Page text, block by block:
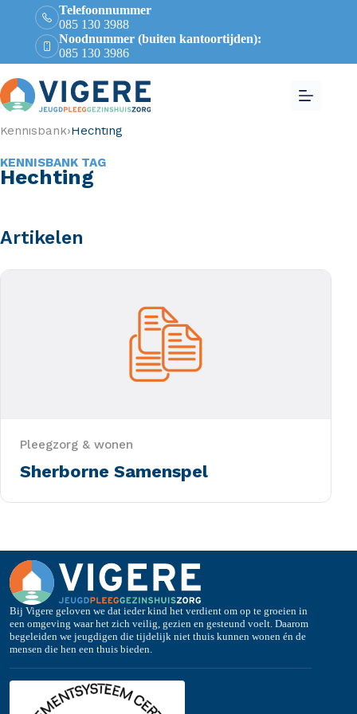
Telefoonnummer
085 130 3988
Noodnummer (buiten kantoortijden):
085 130 3986
Kennisbank›Hechting
KENNISBANK TAG
Hechting
Artikelen
Pleegzorg & wonen
Sherborne Samenspel
Bij Vigere geloven we dat ieder kind het verdient om op te groeien in
een omgeving waar het zich veilig, gezien en gesteund voelt. Daarom
begeleiden we jeugdigen die tijdelijk niet thuis kunnen wonen én de
mensen die hen een thuis bieden.